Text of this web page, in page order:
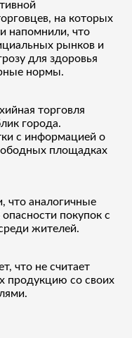
на которых
напомнили, что
рынков и
для здоровья
нормы.
торговля
города.
с информацией о
площадках
что аналогичные
покупок с
жителей.
что не считает
продукцию со своих